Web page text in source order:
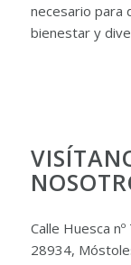
necesario para
bienestar y
Calle Huesca nº
28934,